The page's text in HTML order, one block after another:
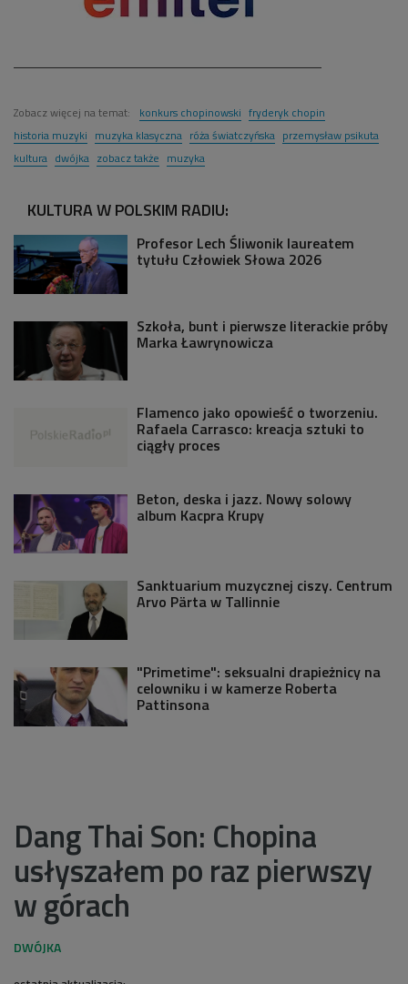
Zobacz więcej na temat: konkurs chopinowski fryderyk chopin
historia muzyki muzyka klasyczna róża światczyńska przemysław psikuta
kultura dwójka zobacz także muzyka
KULTURA W POLSKIM RADIU:
Profesor Lech Śliwonik laureatem
tytułu Człowiek Słowa 2026
Szkoła, bunt i pierwsze literackie próby
Marka Ławrynowicza
Flamenco jako opowieść o tworzeniu.
Rafaela Carrasco: kreacja sztuki to
ciągły proces
Beton, deska i jazz. Nowy solowy
album Kacpra Krupy
Sanktuarium muzycznej ciszy. Centrum
Arvo Pärta w Tallinnie
"Primetime": seksualni drapieżnicy na
celowniku i w kamerze Roberta
Pattinsona
Dang Thai Son: Chopina
usłyszałem po raz pierwszy
w górach